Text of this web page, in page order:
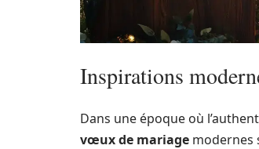
Inspirations
Dans une époque où
vœux de mariage modernes